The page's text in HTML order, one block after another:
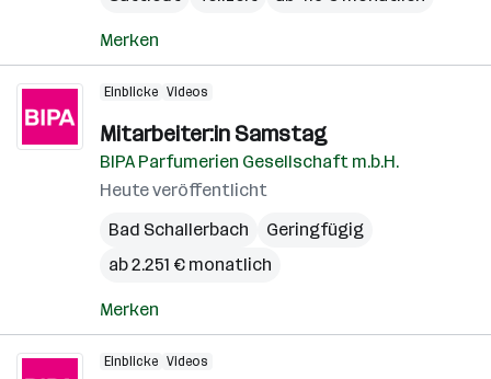
Merken
Einblicke Videos
Mitarbeiter:in Samstag
BIPA Parfumerien Gesellschaft m.b.H.
Heute veröffentlicht
Bad Schallerbach
Geringfügig
ab 2.251 € monatlich
Merken
Einblicke Videos